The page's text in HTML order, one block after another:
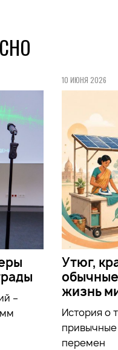
–
10 ИЮНЯ 2026
Утюг,
жизнь
История о
перемен